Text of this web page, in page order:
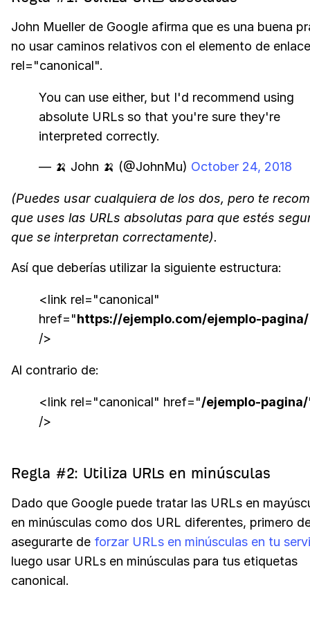
John Mueller de Google afirma que es una buena
no usar caminos relativos con el elemento de enlace
rel="canonical".
You can use either, but I'd recommend using
absolute URLs so that you're sure they're
interpreted correctly.
— 🍌 John 🍌 (@JohnMu) October 24, 2018
(Puedes usar cualquiera de los dos, pero te
que uses las URLs absolutas para que estés
que se interpretan correctamente).
Así que deberías utilizar la siguiente estructura:
<link rel="canonical"
href="https://ejemplo.com/ejemplo-pagina/
/>
Al contrario de:
<link rel="canonical" href="/ejemplo-pagina/
/>
Regla #2: Utiliza URLs en minúsculas
Dado que Google puede tratar las URLs en
en minúsculas como dos URL diferentes, primero
asegurarte de forzar URLs en minúsculas en tu
luego usar URLs en minúsculas para tus etiquetas
canonical.